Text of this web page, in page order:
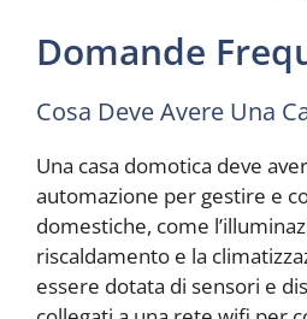
Domande
Cosa Deve Avere Una
Una casa domotica deve
automazione per gestire e
domestiche, come
riscaldamento e la
essere dotata di sensori e